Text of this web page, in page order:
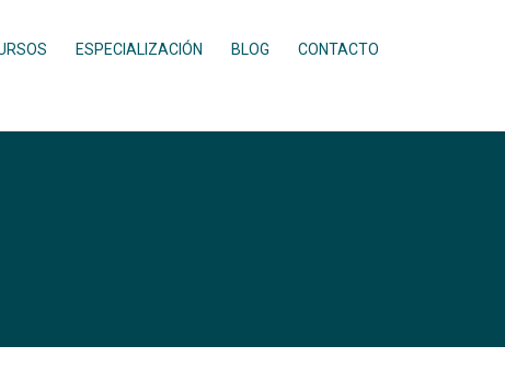
ESPECIALIZACIÓN BLOG CONTACTO